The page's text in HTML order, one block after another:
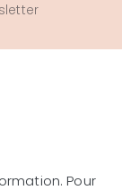
Pour